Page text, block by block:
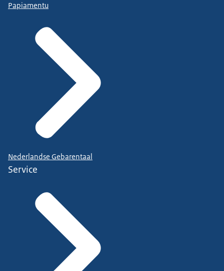
Papiamentu
Nederlandse Gebarentaal
Service